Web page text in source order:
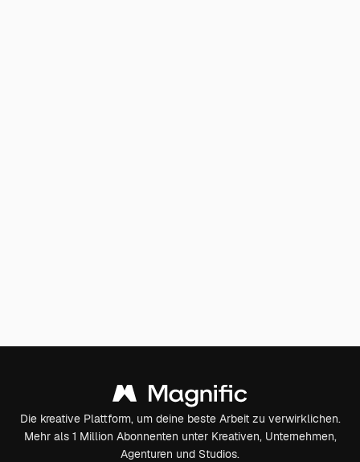
Die kreative Plattform, um deine beste Arbeit zu verwirklichen.
Mehr als 1 Million Abonnenten unter Kreativen, Unternehmen,
Agenturen und Studios.